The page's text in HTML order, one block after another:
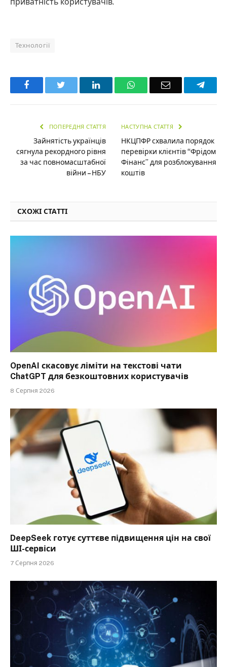
Технології
Facebook LinkedInWhatsAppEmail
ПОПЕРЕДНЯ СТАТТЯ
Зайнятість українців
сягнула рекордного рівня
за час повномасштабної
війни – НБУ
НАСТУПНА СТАТТЯ
НКЦПФР схвалила порядок
перевірки клієнтів “Фрідом
Фінанс” для розблокування
коштів
СХОЖІ СТАТТІ
OpenAI скасовує ліміти на текстові чати
ChatGPT для безкоштовних користувачів
8 Серпня 2026
DeepSeek готує суттєве підвищення цін на свої
ШІ-сервіси
7 Серпня 2026